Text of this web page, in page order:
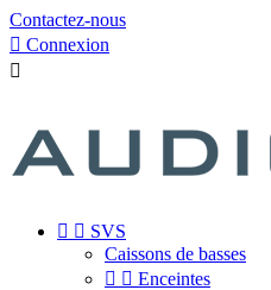
Contactez-nous
 Connexion

  SVS
Caissons de basses
  Enceintes